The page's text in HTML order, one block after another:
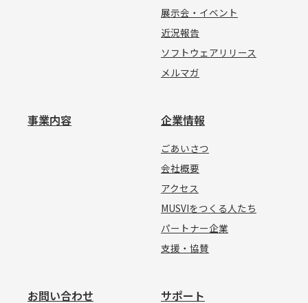
展示会・イベント
近況報告
ソフトウェアリリース
メルマガ
事業内容 企業情報
ごあいさつ
会社概要
アクセス
MUSVIをつくる人たち
パートナー企業
支援・協賛
お問い合わせ サポート